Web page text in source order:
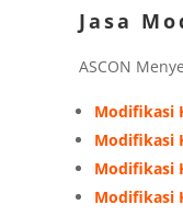
Jasa
ASCON
Modifikasi
Modifikasi
Modifikasi
Modifikasi